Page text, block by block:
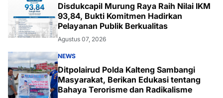
Disdukcapil Murung Raya Raih Nilai IKM
93,84, Bukti Komitmen Hadirkan
Pelayanan Publik Berkualitas
Agustus 07, 2026
NEWS
Ditpolairud Polda Kalteng Sambangi
Masyarakat, Berikan Edukasi tentang
Bahaya Terorisme dan Radikalisme